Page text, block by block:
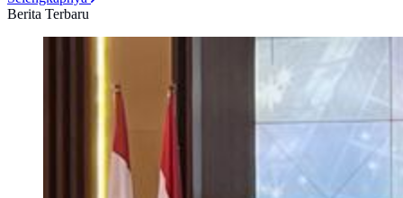
Berita Terbaru